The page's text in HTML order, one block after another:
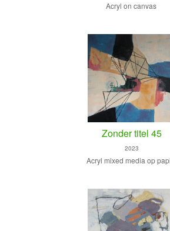
Acryl on canvas
Zonder titel 45
2023
Acryl mixed media op